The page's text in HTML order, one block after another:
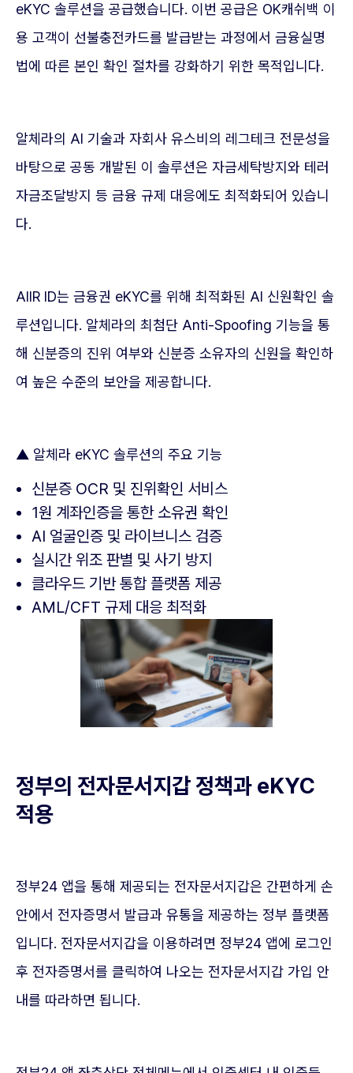
eKYC 솔루션을 공급했습니다. 이번 공급은 OK캐쉬백 이
용 고객이 선불충전카드를 발급받는 과정에서 금융실명
법에 따른 본인 확인 절차를 강화하기 위한 목적입니다.
알체라의 AI 기술과 자회사 유스비의 레그테크 전문성을
바탕으로 공동 개발된 이 솔루션은 자금세탁방지와 테러
자금조달방지 등 금융 규제 대응에도 최적화되어 있습니
다.
AIIR ID는 금융권 eKYC를 위해 최적화된 AI 신원확인 솔
루션입니다. 알체라의 최첨단 Anti-Spoofing 기능을 통
해 신분증의 진위 여부와 신분증 소유자의 신원을 확인하
여 높은 수준의 보안을 제공합니다.
▲ 알체라 eKYC 솔루션의 주요 기능
신분증 OCR 및 진위확인 서비스
1원 계좌인증을 통한 소유권 확인
AI 얼굴인증 및 라이브니스 검증
실시간 위조 판별 및 사기 방지
클라우드 기반 통합 플랫폼 제공
AML/CFT 규제 대응 최적화
정부의 전자문서지갑 정책과 eKYC
적용
정부24 앱을 통해 제공되는 전자문서지갑은 간편하게 손
안에서 전자증명서 발급과 유통을 제공하는 정부 플랫폼
입니다. 전자문서지갑을 이용하려면 정부24 앱에 로그인
후 전자증명서를 클릭하여 나오는 전자문서지갑 가입 안
내를 따라하면 됩니다.